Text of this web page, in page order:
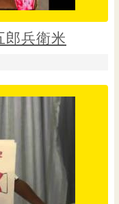
兵衛米